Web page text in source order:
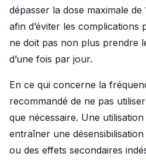
dépasser la dose maximale
afin d’éviter les complications
ne doit pas non plus prendre
d’une fois par jour.
En ce qui concerne la
recommandé de ne pas
que nécessaire. Une
entraîner une
ou des effets secondaires